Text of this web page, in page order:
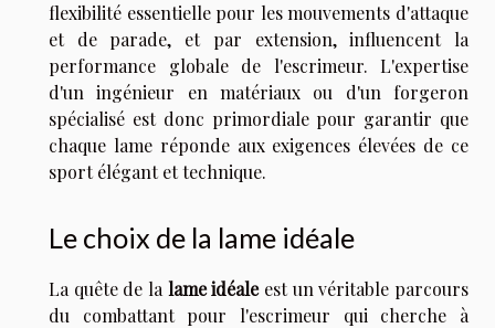
flexibilité essentielle pour les mouvements d'attaque
et de parade, et par extension, influencent la
performance globale de l'escrimeur. L'expertise
d'un ingénieur en matériaux ou d'un forgeron
spécialisé est donc primordiale pour garantir que
chaque lame réponde aux exigences élevées de ce
sport élégant et technique.
Le choix de la lame idéale
La quête de la lame idéaleest un véritable parcours
du combattant pour l'escrimeur qui cherche à